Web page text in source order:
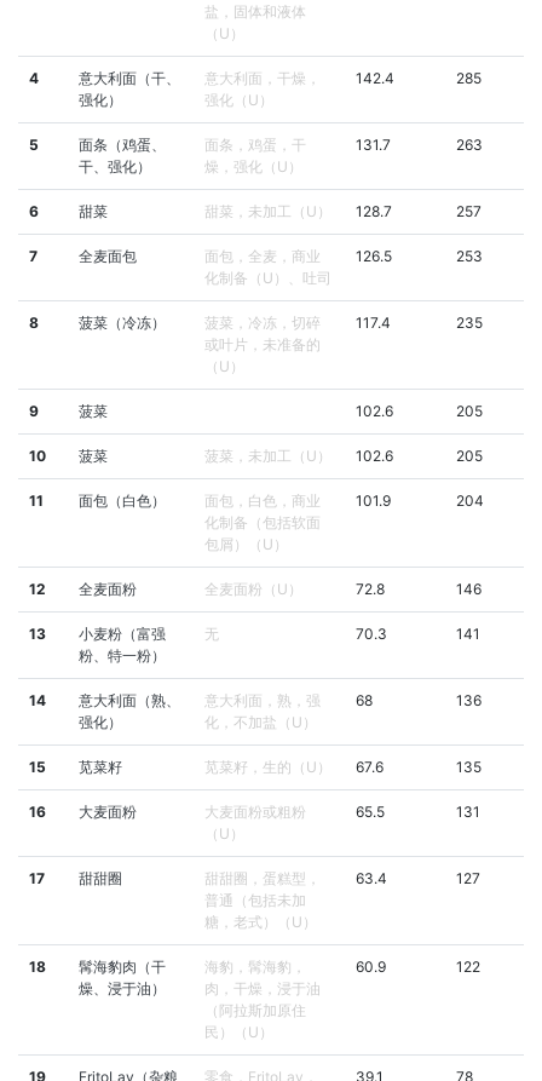
盐，固体和液体
（U）
4
意大利面（干、
强化）
意大利面，干燥，
强化（U）
142.4 285
5
面条（鸡蛋、
干、强化）
面条，鸡蛋，干
燥，强化（U）
131.7 263
6 甜菜 甜菜，未加工（U） 128.7 257
7 全麦面包
面包，全麦，商业
化制备（U）、吐司
126.5 253
8 菠菜（冷冻）
菠菜，冷冻，切碎
或叶片，未准备的
（U）
117.4 235
9 菠菜 102.6 205
10 菠菜 菠菜，未加工（U） 102.6 205
11 面包（白色）
面包，白色，商业
化制备（包括软面
包屑）（U）
101.9 204
12 全麦面粉 全麦面粉（U） 72.8 146
13
小麦粉（富强
粉、特一粉）
无 70.3 141
14
意大利面（熟、
强化）
意大利面，熟，强
化，不加盐（U）
68 136
15 苋菜籽 苋菜籽，生的（U） 67.6 135
16 大麦面粉
大麦面粉或粗粉
（U）
65.5 131
17 甜甜圈
甜甜圈，蛋糕型，
普通（包括未加
糖，老式）（U）
63.4 127
18
髯海豹肉（干
燥、浸于油）
海豹，髯海豹，
肉，干燥，浸于油
（阿拉斯加原住
民）（U）
60.9 122
19
FritoLay（杂粮
零食，FritoLay，
39.1 78